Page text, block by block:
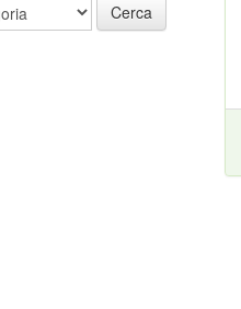
Cerca